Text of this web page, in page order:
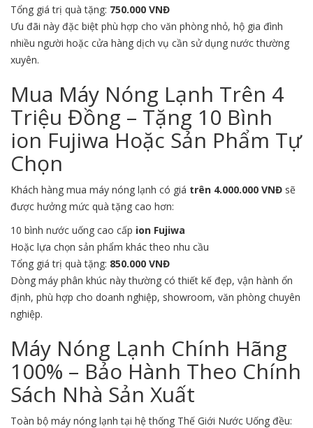
Tổng giá trị quà tặng: 750.000 VNĐ
Ưu đãi này đặc biệt phù hợp cho văn phòng nhỏ, hộ gia đình
nhiều người hoặc cửa hàng dịch vụ cần sử dụng nước thường
xuyên.
Mua Máy Nóng Lạnh Trên 4
Triệu Đồng – Tặng 10 Bình
ion Fujiwa Hoặc Sản Phẩm Tự
Chọn
Khách hàng mua máy nóng lạnh có giá trên 4.000.000 VNĐ sẽ
được hưởng mức quà tặng cao hơn:
10 bình nước uống cao cấp ion Fujiwa
Hoặc lựa chọn sản phẩm khác theo nhu cầu
Tổng giá trị quà tặng: 850.000 VNĐ
Dòng máy phân khúc này thường có thiết kế đẹp, vận hành ổn
định, phù hợp cho doanh nghiệp, showroom, văn phòng chuyên
nghiệp.
Máy Nóng Lạnh Chính Hãng
100% – Bảo Hành Theo Chính
Sách Nhà Sản Xuất
Toàn bộ máy nóng lạnh tại hệ thống Thế Giới Nước Uống đều: